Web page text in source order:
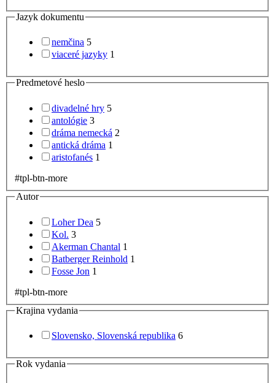
Jazyk dokumentu
nemčina 5
viaceré jazyky 1
Predmetové heslo
divadelné hry 5
antológie 3
dráma nemecká 2
antická dráma 1
aristofanés 1
#tpl-btn-more
Autor
Loher Dea 5
Kol. 3
Akerman Chantal 1
Batberger Reinhold 1
Fosse Jon 1
#tpl-btn-more
Krajina vydania
Slovensko, Slovenská republika 6
Rok vydania